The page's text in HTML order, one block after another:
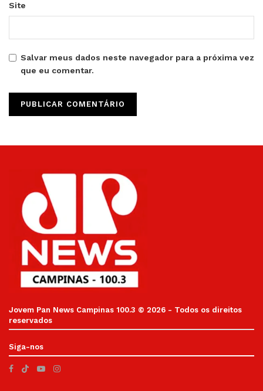
Site
Salvar meus dados neste navegador para a próxima vez
que eu comentar.
Jovem Pan News Campinas 100.3 © 2026 - Todos os direitos
reservados
Siga-nos